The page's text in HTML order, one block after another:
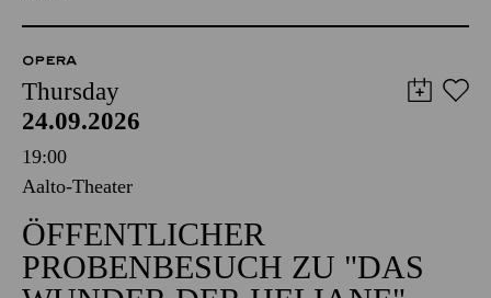
OPERA
Thursday
24.09.2026
19:00
Aalto-Theater
ÖFFENTLICHER
PROBENBESUCH ZU "DAS